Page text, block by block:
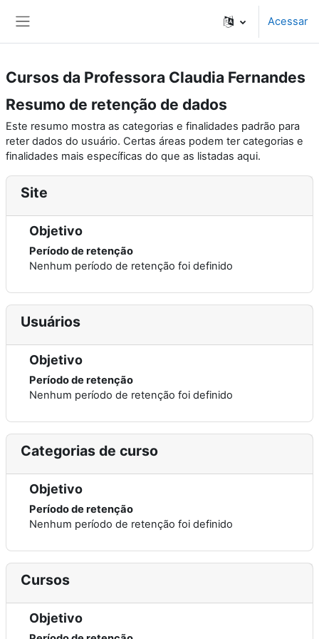
Acessar
Cursos da Professora Claudia Fernandes
Resumo de retenção de dados
Este resumo mostra as categorias e finalidades padrão para
reter dados do usuário. Certas áreas podem ter categorias e
finalidades mais específicas do que as listadas aqui.
Site
Objetivo
Período de retenção
Nenhum período de retenção foi definido
Usuários
Objetivo
Período de retenção
Nenhum período de retenção foi definido
Categorias de curso
Objetivo
Período de retenção
Nenhum período de retenção foi definido
Cursos
Objetivo